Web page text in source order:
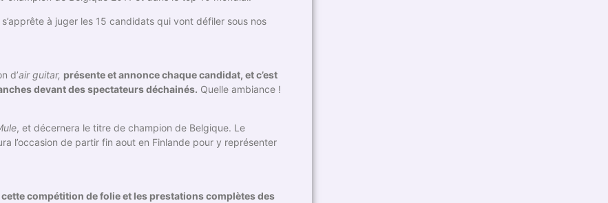
à juger les 15 candidats qui vont défiler sous nos
d’air guitar, présente et annonce chaque candidat, et c’est
devant des spectateurs déchainés. Quelle ambiance !
, et décernera le titre de champion de Belgique. Le
l’occasion de partir fin aout en Finlande pour y représenter
cette compétition de folie et les prestations complètes des